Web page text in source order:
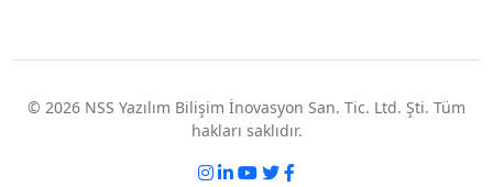
© 2026 NSS Yazılım Bilişim İnovasyon San. Tic. Ltd. Şti. Tüm
hakları saklıdır.